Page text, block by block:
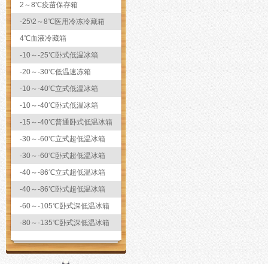
2～8℃疫苗保存箱
-25\2～8℃医用冷冻冷藏箱
4℃血液冷藏箱
-10～-25℃卧式低温冰箱
-20～-30℃低温速冻箱
-10～-40℃立式低温冰箱
-10～-40℃卧式低温冰箱
-15～-40℃普通卧式低温冰箱
-30～-60℃立式超低温冰箱
-30～-60℃卧式超低温冰箱
-40～-86℃立式超低温冰箱
-40～-86℃卧式超低温冰箱
-60～-105℃卧式深低温冰箱
-80～-135℃卧式深低温冰箱